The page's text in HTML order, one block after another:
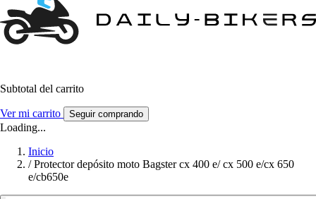
Subtotal del carrito
Ver mi carrito Seguir comprando
Loading...
Inicio
/ Protector depósito moto Bagster cx 400 e/ cx 500 e/cx 650
e/cb650e